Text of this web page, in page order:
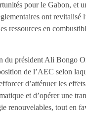
pour le Gabon, et
ont revitalisé
ressources en
du président Ali Bongo
de l’AEC selon
d’atténuer les
et d’opérer une
renouvelables, tout en